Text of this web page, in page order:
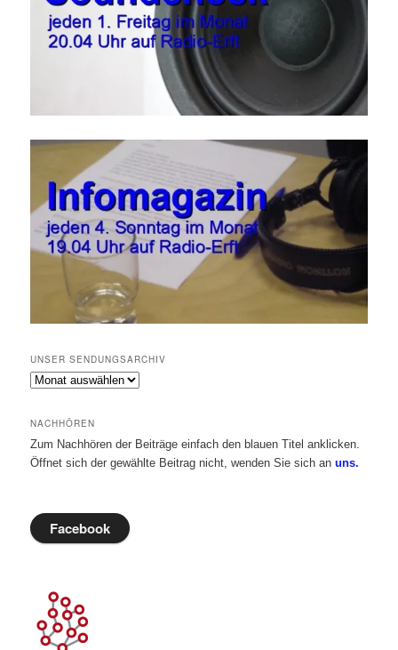
UNSER SENDUNGSARCHIV
Unser
NACHHÖREN
Zum Nachhören der Beiträge einfach den blauen Titel anklicken.
Öffnet sich der gewählte Beitrag nicht, wenden Sie sich anuns.
Facebook